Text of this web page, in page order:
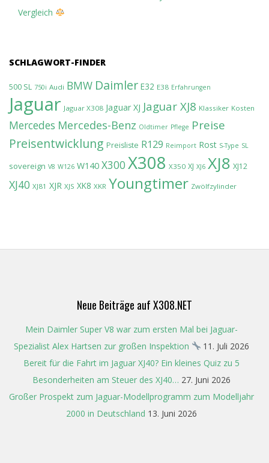
Vergleich
SCHLAGWORT-FINDER
500 SL 750i Audi BMW Daimler E32 E38 Erfahrungen
Jaguar Jaguar X308 Jaguar XJ Jaguar XJ8 Klassiker Kosten
Mercedes Mercedes-Benz Oldtimer Pflege Preise
Preisentwicklung Preisliste R129 Reimport Rost S-Type SL
sovereign V8 W126 W140 X300 X308 X350 XJ XJ6 XJ8 XJ12
XJ40 XJ81 XJR XJS XK8 XKR Youngtimer Zwölfzylinder
Neue Beiträge auf X308.NET
Mein Daimler Super V8 war zum ersten Mal bei Jaguar-
Spezialist Alex Hartsen zur großen Inspektion
11. Juli 2026
Bereit für die Fahrt im Jaguar XJ40? Ein kleines Quiz zu 5
Besonderheiten am Steuer des XJ40… 27. Juni 2026
Großer Prospekt zum Jaguar-Modellprogramm zum Modelljahr
2000 in Deutschland 13. Juni 2026